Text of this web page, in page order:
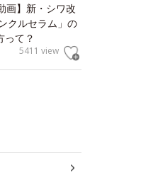
画】新・シワ改
クルセラム」の
って？
5411 view